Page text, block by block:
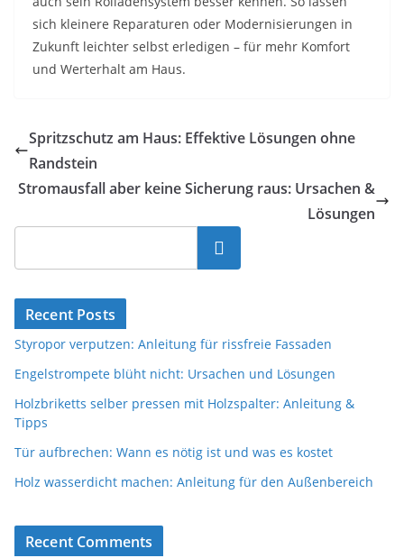
sich kleinere Reparaturen oder Modernisierungen in
Zukunft leichter selbst erledigen – für mehr Komfort
und Werterhalt am Haus.
Spritzschutz am Haus: Effektive Lösungen ohne
Randstein
Stromausfall aber keine Sicherung raus: Ursachen &
Lösungen
Suchen
Recent Posts
Styropor verputzen: Anleitung für rissfreie Fassaden
Engelstrompete blüht nicht: Ursachen und Lösungen
Holzbriketts selber pressen mit Holzspalter: Anleitung &
Tipps
Tür aufbrechen: Wann es nötig ist und was es kostet
Holz wasserdicht machen: Anleitung für den Außenbereich
Recent Comments